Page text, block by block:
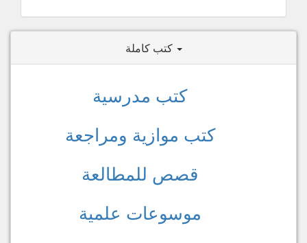
كتب كاملة
كتب مدرسية
كتب موازية ومراجعة
قصص للمطالعة
موسوعات علمية